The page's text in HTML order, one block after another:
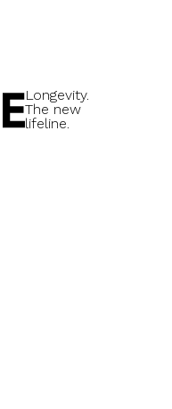
Longevity.
The new
lifeline.